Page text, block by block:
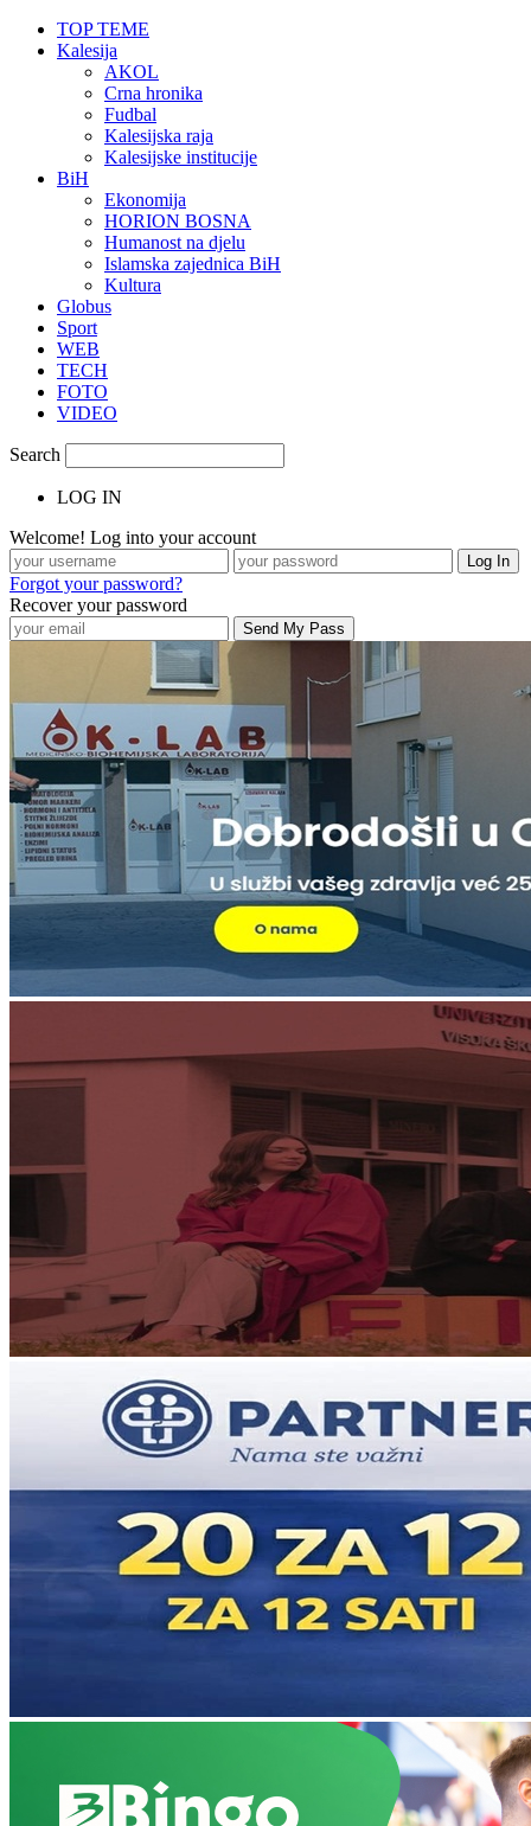
TOP TEME
Kalesija
AKOL
Crna hronika
Fudbal
Kalesijska raja
Kalesijske institucije
BiH
Ekonomija
HORION BOSNA
Humanost na djelu
Islamska zajednica BiH
Kultura
Globus
Sport
WEB
TECH
FOTO
VIDEO
Search
LOG IN
Welcome! Log into your account
Forgot your password?
Recover your password